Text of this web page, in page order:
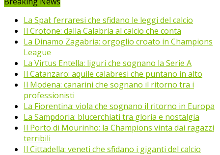
La Spal: ferraresi che sfidano le leggi del calcio
Il Crotone: dalla Calabria al calcio che conta
La Dinamo Zagabria: orgoglio croato in Champions
League
La Virtus Entella: liguri che sognano la Serie A
Il Catanzaro: aquile calabresi che puntano in alto
Il Modena: canarini che sognano il ritorno tra i
professionisti
La Fiorentina: viola che sognano il ritorno in Europa
La Sampdoria: blucerchiati tra gloria e nostalgia
Il Porto di Mourinho: la Champions vinta dai ragazzi
terribili
Il Cittadella: veneti che sfidano i giganti del calcio